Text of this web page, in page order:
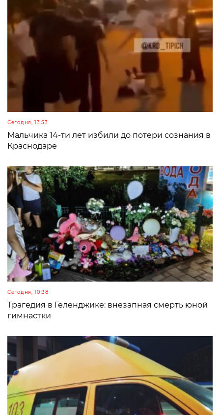
Сегодня, 13:53
Мальчика 14-ти лет избили до потери сознания в
Краснодаре
Сегодня, 10:38
Трагедия в Геленджике: внезапная смерть юной
гимнастки